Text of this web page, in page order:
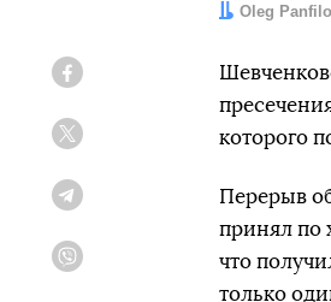
Автор:
Oleg
которого
Перерыв
принял по
что
только